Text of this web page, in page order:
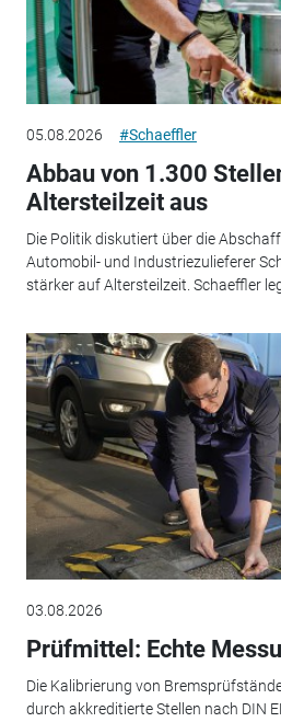
05.08.2026 #Schaeffler
Abbau von 1.300
Altersteilzeit aus
Die Politik diskutiert über die
Automobil- und Industriezulieferer
stärker auf Altersteilzeit. Schaeffler
03.08.2026
Prüfmittel: Echte
Die Kalibrierung von
durch akkreditierte Stellen nach DIN